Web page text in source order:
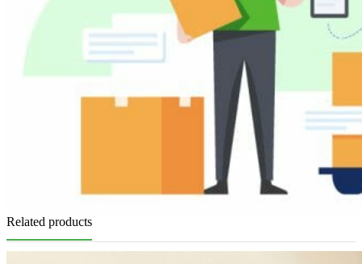
Related products